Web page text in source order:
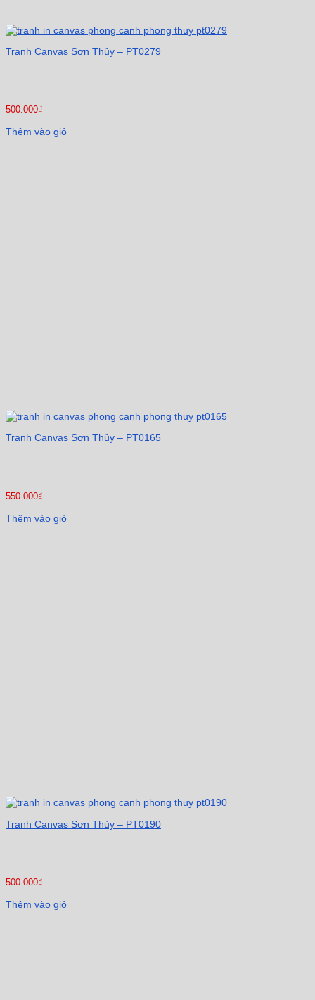
Tranh Canvas Sơn Thủy – PT0279
500.000₫
Thêm vào giỏ
Tranh Canvas Sơn Thủy – PT0165
550.000₫
Thêm vào giỏ
Tranh Canvas Sơn Thủy – PT0190
500.000₫
Thêm vào giỏ